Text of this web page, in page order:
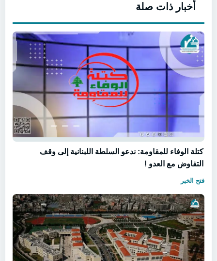
أخبار ذات صلة
كتلة الوفاء للمقاومة: ندعو السلطة اللبنانية إلى وقف
التفاوض مع العدو !
فتح الخبر